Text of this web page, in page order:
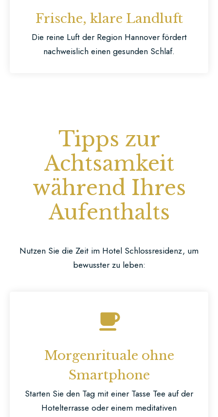
Frische, klare Landluft
Die reine Luft der Region Hannover fördert
nachweislich einen gesunden Schlaf.
Tipps zur
Achtsamkeit
während Ihres
Aufenthalts
Nutzen Sie die Zeit im Hotel Schlossresidenz, um
bewusster zu leben:
Morgenrituale ohne
Smartphone
Starten Sie den Tag mit einer Tasse Tee auf der
Hotelterrasse oder einem meditativen